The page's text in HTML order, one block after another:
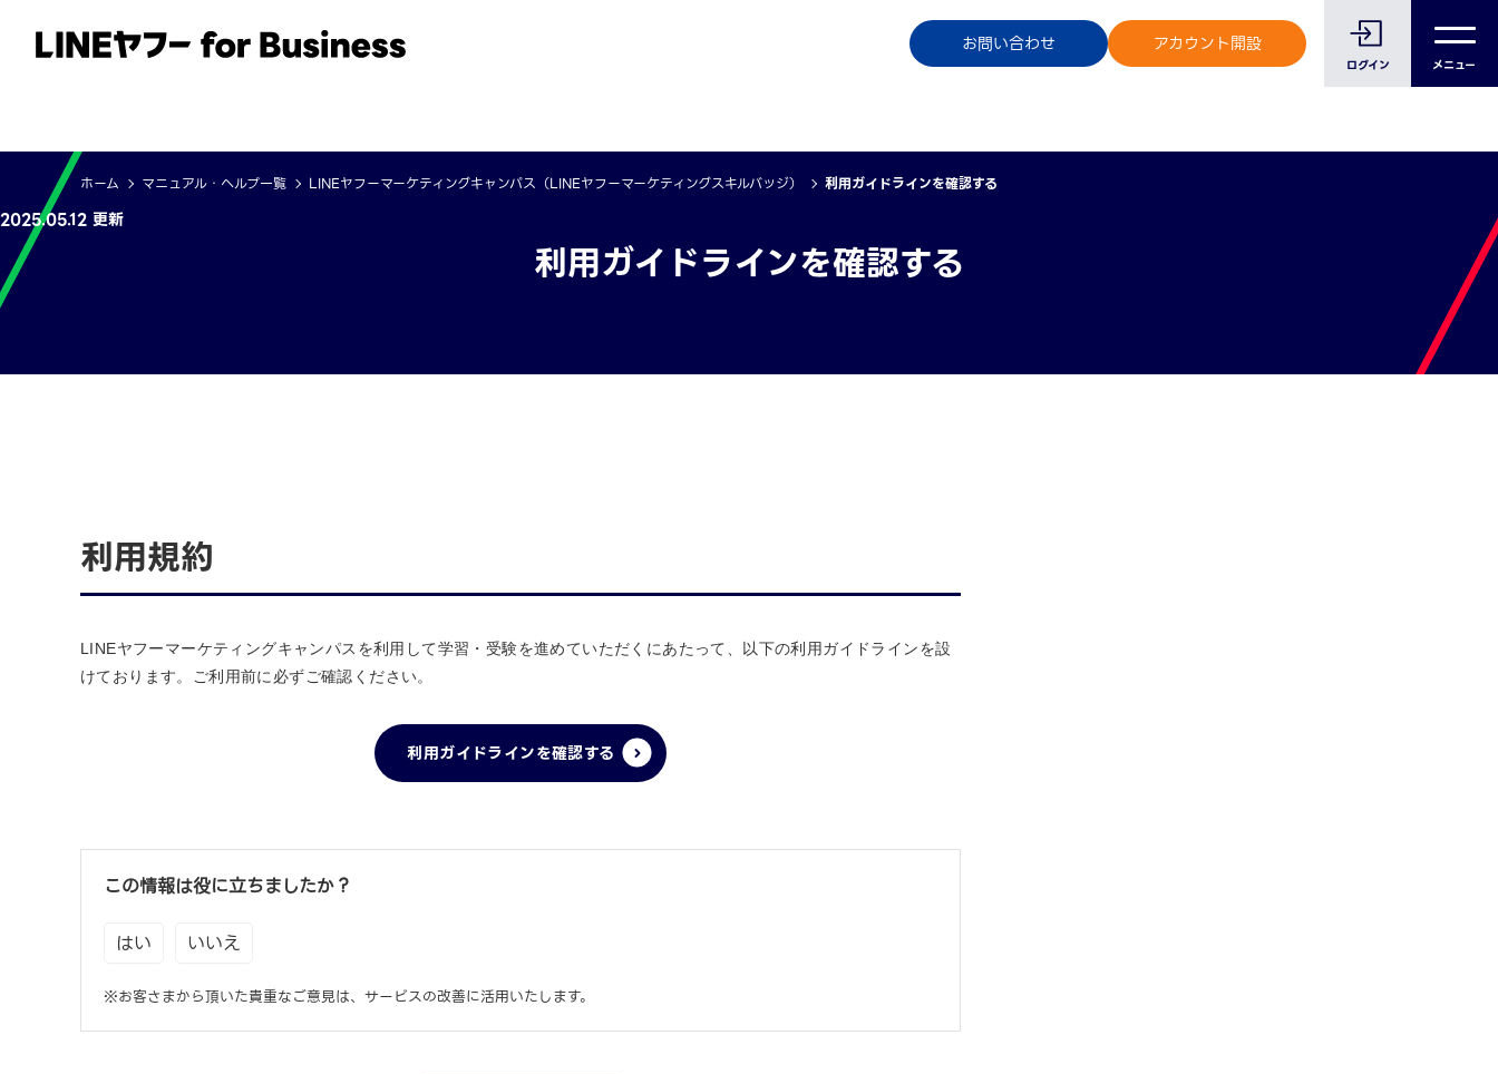
お問い合わせ アカウント開設
ログイン メニュー
サービス 事例 イベント・セミナー ご利用中のお客様へ
ホーム マニュアル・ヘルプ一覧 LINEヤフーマーケティングキャンパス（LINEヤフーマーケティングスキルバッジ） 利用ガイドラインを確認する
利用ガイドラインを確認する
2025.05.12 更新
利用規約
LINEヤフーマーケティングキャンパスを利用して学習・受験を進めていただくにあたって、以下の利用ガイドラインを設
けております。ご利用前に必ずご確認ください。
利用ガイドラインを確認する
この情報は役に立ちましたか？
はい いいえ
※お客さまから頂いた貴重なご意見は、サービスの改善に活用いたします。